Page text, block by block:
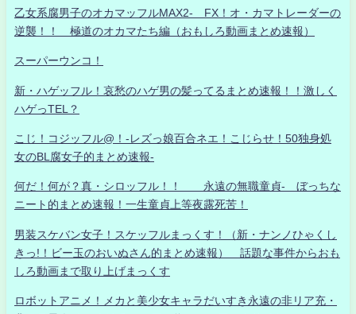
乙女系腐男子のオカマッフルMAX2- FX！オ・カマトレーダーの
逆襲！！ 極道のオカマたち編（おもしろ動画まとめ速報）
スーパーウンコ！
新・ハゲッフル！哀愁のハゲ男の髪ってるまとめ速報！！激しく
ハゲっTEL？
こじ！コジッフル@！-レズっ娘百合ネエ！こじらせ！50独身処
女のBL腐女子的まとめ速報-
何だ！何が？真・シロッフル！！ 永遠の無職童貞- ぼっちな
ニート的まとめ速報！一生童貞上等夜露死苦！
男装スケバン女子！スケッフルまっくす！（新・ナンノひゃくし
きっ!！ビー玉のおいぬさん的まとめ速報） 話題な事件からおも
しろ動画まで取り上げまっくす
ロボットアニメ！メカと美少女キャラだいすき永遠の非リア充・